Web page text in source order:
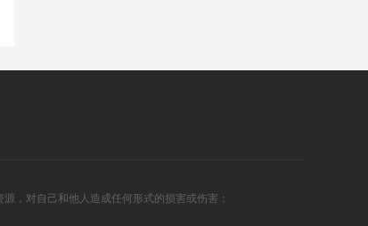
，对自己和他人造成任何形式的损害或伤害；